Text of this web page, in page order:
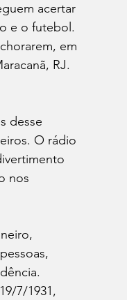
acertar
e o futebol.
em
RJ.
desse
O rádio
nos
7/1931,